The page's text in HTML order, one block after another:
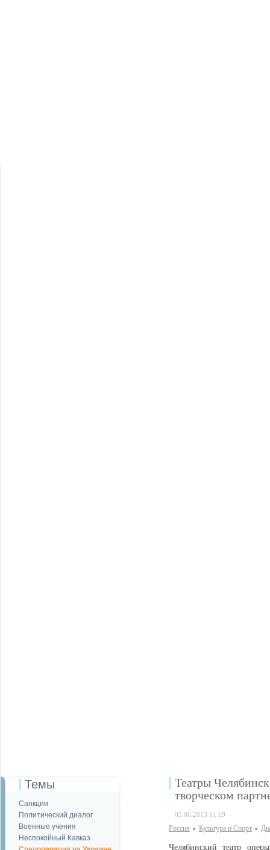
Темы
Санкции
Политический диалог
Военные учения
Неспокойный Кавказ
Театры
творческом
05.06.2013 11:19
Россия Культура и Спорт
Челябинский театр